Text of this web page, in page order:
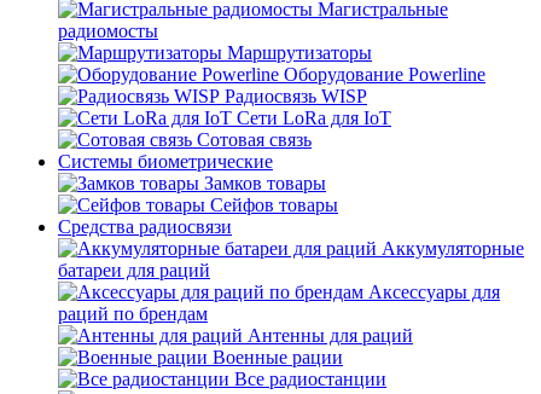
Магистральные
радиомосты
Маршрутизаторы
Оборудование Powerline
Радиосвязь WISP
Сети LoRa для IoT
Сотовая связь
Системы биометрические
Замков товары
Сейфов товары
Средства радиосвязи
Аккумуляторные
батареи для раций
Аксессуары для
раций по брендам
Антенны для раций
Военные рации
Все радиостанции